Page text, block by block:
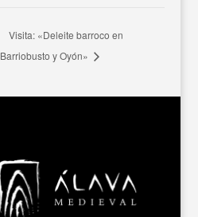
Visita: «Deleite barroco en
Barriobusto y Oyón»